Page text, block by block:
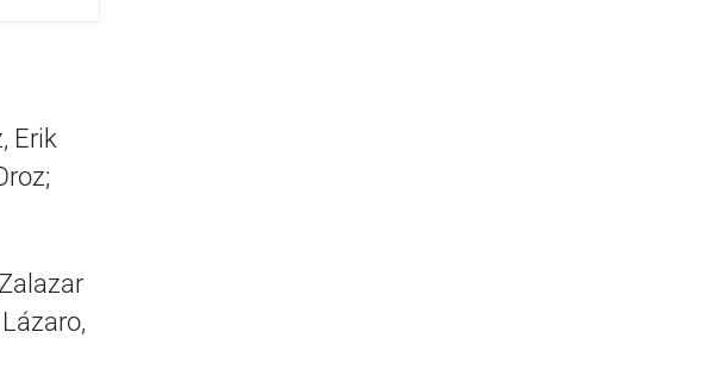
Erik